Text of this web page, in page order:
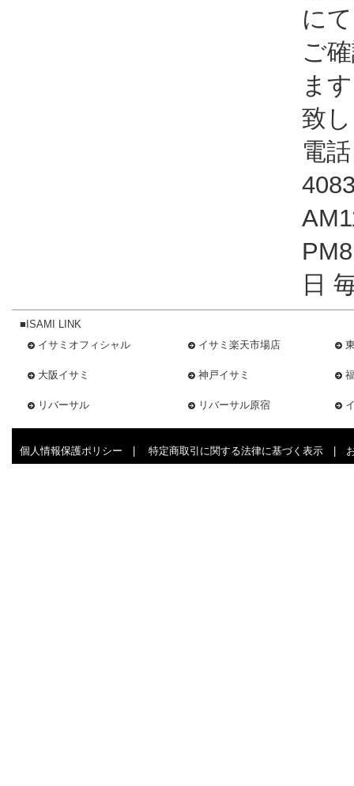
に
ご
ま
致
電
日
■ISAMI LINK
イサミオフィシャル
イサミ楽天市場店
大阪イサミ 神戸イサミ
リバーサル リバーサル原宿
個人情報保護ポリシー 特定商取引に関する法律に基づく表示